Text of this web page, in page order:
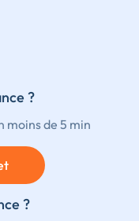
?
moins de 5 min
?